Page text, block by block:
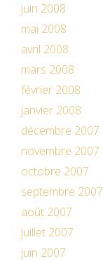
juin 2008
mai 2008
avril 2008
mars 2008
février 2008
janvier 2008
décembre 2007
novembre 2007
octobre 2007
septembre 2007
août 2007
juillet 2007
juin 2007